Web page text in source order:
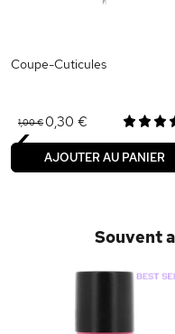
Coupe-Cuticules
1,00 €0,30 €
AJOUTER AU PANIER
‹
Souvent